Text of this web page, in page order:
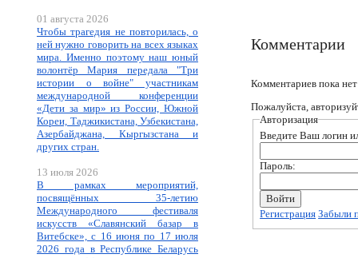
01 августа 2026
Чтобы трагедия не повторилась, о
ней нужно говорить на всех языках
мира. Именно поэтому наш юный
волонтёр Мария передала "Три
истории о войне" участникам
международной конференции
«Дети за мир» из России, Южной
Кореи, Таджикистана, Узбекистана,
Азербайджана, Кыргызстана и
других стран.
13 июля 2026
В рамках мероприятий,
посвящённых 35-летию
Международного фестиваля
искусств «Славянский базар в
Витебске», с 16 июня по 17 июля
2026 года в Республике Беларусь
Комментарии
Комментариев пока нет
Пожалуйста,
Авторизация
Введите Ваш логин
Пароль:
Регистрация Забыли